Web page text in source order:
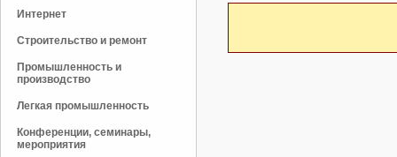
Интернет
Строительство и ремонт
Промышленность и
производство
Легкая промышленность
Конференции, семинары,
мероприятия